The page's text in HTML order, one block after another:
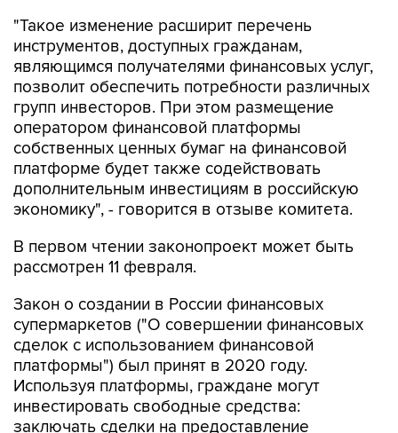
"Такое изменение расширит перечень
инструментов, доступных гражданам,
являющимся получателями финансовых услуг,
позволит обеспечить потребности различных
групп инвесторов. При этом размещение
оператором финансовой платформы
собственных ценных бумаг на финансовой
платформе будет также содействовать
дополнительным инвестициям в российскую
экономику", - говорится в отзыве комитета.
В первом чтении законопроект может быть
рассмотрен 11 февраля.
Закон о создании в России финансовых
супермаркетов ("О совершении финансовых
сделок с использованием финансовой
платформы") был принят в 2020 году.
Используя платформы, граждане могут
инвестировать свободные средства:
заключать сделки на предоставление